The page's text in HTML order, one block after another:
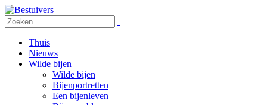
Thuis
Nieuws
Wilde bijen
Wilde bijen
Bijenportretten
Een bijenleven